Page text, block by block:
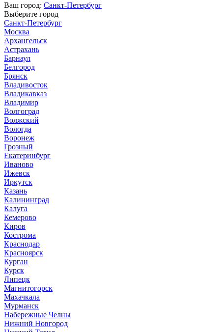
Ваш город: Санкт-Петербург
Выберите город
Санкт-Петербург
Москва
Архангельск
Астрахань
Барнаул
Белгород
Брянск
Владивосток
Владикавказ
Владимир
Волгоград
Волжский
Вологда
Воронеж
Грозный
Екатеринбург
Иваново
Ижевск
Иркутск
Казань
Калининград
Калуга
Кемерово
Киров
Кострома
Краснодар
Красноярск
Курган
Курск
Липецк
Магнитогорск
Махачкала
Мурманск
Набережные Челны
Нижний Новгород